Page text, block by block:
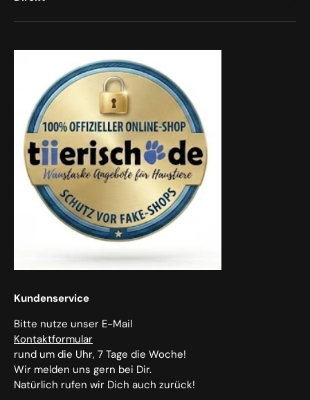
Kundenservice
Bitte nutze unser E-Mail
Kontaktformular
rund um die Uhr, 7 Tage die Woche!
Wir melden uns gern bei Dir.
Natürlich rufen wir Dich auch zurück!